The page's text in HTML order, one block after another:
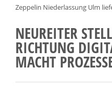
Zeppelin Niederlassung Ulm
NEUREITER
RICHTUNG
MACHT